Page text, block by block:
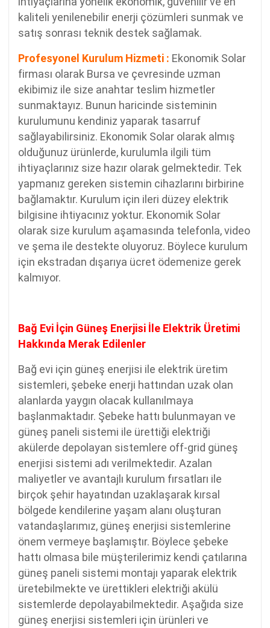
kaliteli yenilenebilir enerji çözümleri sunmak ve
satış sonrası teknik destek sağlamak.
Profesyonel Kurulum Hizmeti : Ekonomik Solar
firması olarak Bursa ve çevresinde uzman
ekibimiz ile size anahtar teslim hizmetler
sunmaktayız. Bunun haricinde sisteminin
kurulumunu kendiniz yaparak tasarruf
sağlayabilirsiniz. Ekonomik Solar olarak almış
olduğunuz ürünlerde, kurulumla ilgili tüm
ihtiyaçlarınız size hazır olarak gelmektedir. Tek
yapmanız gereken sistemin cihazlarını birbirine
bağlamaktır. Kurulum için ileri düzey elektrik
bilgisine ihtiyacınız yoktur. Ekonomik Solar
olarak size kurulum aşamasında telefonla, video
ve şema ile destekte oluyoruz. Böylece kurulum
için ekstradan dışarıya ücret ödemenize gerek
kalmıyor.
Bağ Evi İçin Güneş Enerjisi İle Elektrik Üretimi
Hakkında Merak Edilenler
Bağ evi için güneş enerjisi ile elektrik üretim
sistemleri, şebeke enerji hattından uzak olan
alanlarda yaygın olacak kullanılmaya
başlanmaktadır. Şebeke hattı bulunmayan ve
güneş paneli sistemi ile ürettiği elektriği
akülerde depolayan sistemlere off-grid güneş
enerjisi sistemi adı verilmektedir. Azalan
maliyetler ve avantajlı kurulum fırsatları ile
birçok şehir hayatından uzaklaşarak kırsal
bölgede kendilerine yaşam alanı oluşturan
vatandaşlarımız, güneş enerjisi sistemlerine
önem vermeye başlamıştır. Böylece şebeke
hattı olmasa bile müşterilerimiz kendi çatılarına
güneş paneli sistemi montajı yaparak elektrik
üretebilmekte ve ürettikleri elektriği akülü
sistemlerde depolayabilmektedir. Aşağıda size
güneş enerjisi sistemleri için ürünleri ve